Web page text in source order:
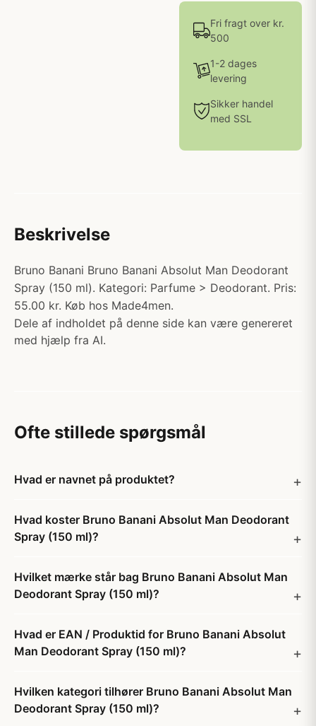
Fri fragt over kr.
500
1-2 dages
levering
Sikker handel
med SSL
Beskrivelse
Bruno Banani Bruno Banani Absolut Man Deodorant
Spray (150 ml). Kategori: Parfume > Deodorant. Pris:
55.00 kr. Køb hos Made4men.
Dele af indholdet på denne side kan være genereret
med hjælp fra AI.
Ofte stillede spørgsmål
Hvad er navnet på produktet?
Hvad koster Bruno Banani Absolut Man Deodorant
Spray (150 ml)?
Hvilket mærke står bag Bruno Banani Absolut Man
Deodorant Spray (150 ml)?
Hvad er EAN / Produktid for Bruno Banani Absolut
Man Deodorant Spray (150 ml)?
Hvilken kategori tilhører Bruno Banani Absolut Man
Deodorant Spray (150 ml)?